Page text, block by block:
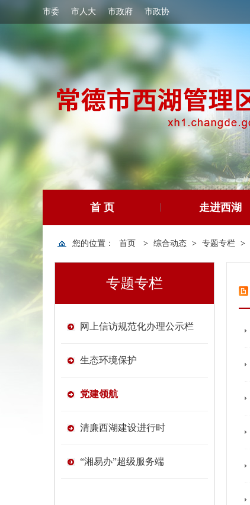
市委 市人大 市政府 市政协
首 页 走进西湖
您的位置： 首页 > 综合动态 > 专题专栏 >
专题专栏
网上信访规范化办理公示栏
生态环境保护
党建领航
清廉西湖建设进行时
“湘易办”超级服务端